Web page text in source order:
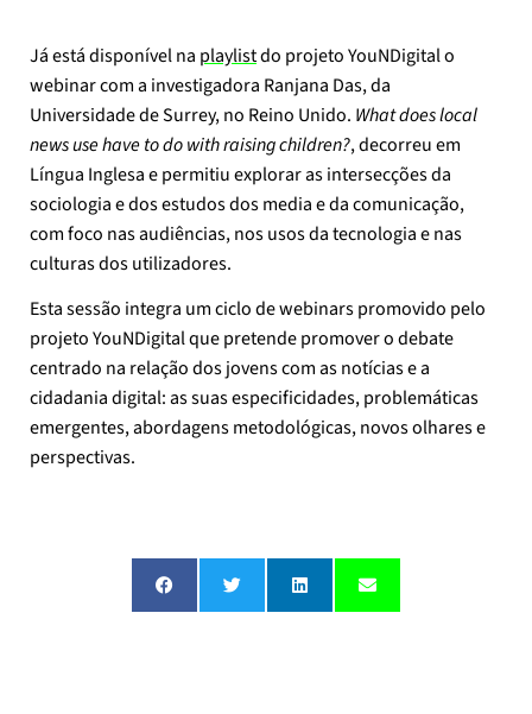
Já está disponível na playlistdo projeto YouNDigital o
webinar com a investigadora Ranjana Das, da
Universidade de Surrey, no Reino Unido. What does local
news use have to do with raising children?,decorreu em
Língua Inglesa epermitiu exploraras intersecções da
sociologia e dos estudos dos media e da comunicação,
com foco nas audiências, nos usos da tecnologia e nas
culturas dos utilizadores.
Esta sessão integra um ciclo de webinars promovido pelo
projeto YouNDigital que pretende promover o debate
centrado na relação dos jovens com as notícias e a
cidadania digital: as suas especificidades, problemáticas
emergentes, abordagens metodológicas, novos olhares e
perspectivas.